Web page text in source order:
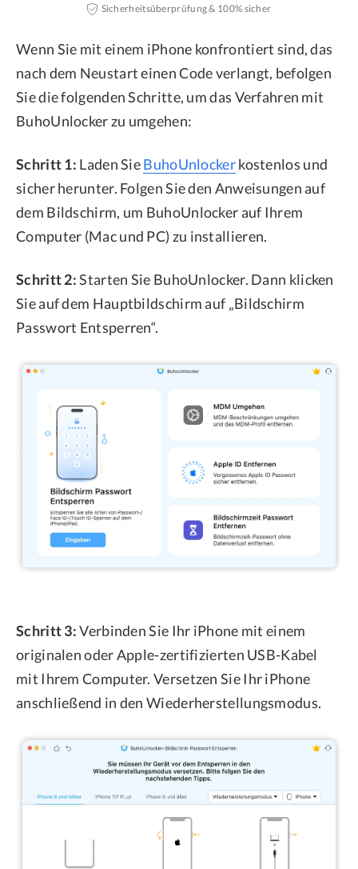
Sicherheitsüberprüfung & 100% sicher
Wenn Sie mit einem iPhone konfrontiert sind, das
nach dem Neustart einen Code verlangt, befolgen
Sie die folgenden Schritte, um das Verfahren mit
BuhoUnlocker zu umgehen:
Schritt 1: Laden SieBuhoUnlockerkostenlos und
sicher herunter. Folgen Sie den Anweisungen auf
dem Bildschirm, um BuhoUnlocker auf Ihrem
Computer (Mac und PC) zu installieren.
Schritt 2:Starten Sie BuhoUnlocker. Dann klicken
Sie auf dem Hauptbildschirm auf „Bildschirm
Passwort Entsperren“.
Schritt 3:Verbinden Sie Ihr iPhone mit einem
originalen oder Apple-zertifizierten USB-Kabel
mit Ihrem Computer. Versetzen Sie Ihr iPhone
anschließend in den Wiederherstellungsmodus.